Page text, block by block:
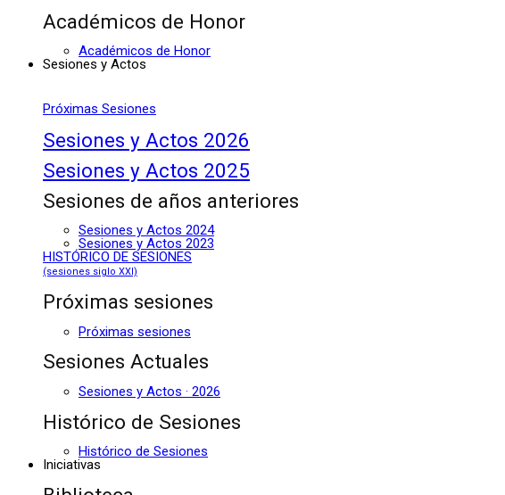
Académicos de Honor
Académicos de Honor
Sesiones y Actos
Próximas Sesiones
Sesiones y Actos 2026
Sesiones y Actos 2025
Sesiones de años anteriores
Sesiones y Actos 2024
Sesiones y Actos 2023
HISTÓRICO DE SESIONES
(sesiones siglo XXI)
Próximas sesiones
Próximas sesiones
Sesiones Actuales
Sesiones y Actos · 2026
Histórico de Sesiones
Histórico de Sesiones
Iniciativas